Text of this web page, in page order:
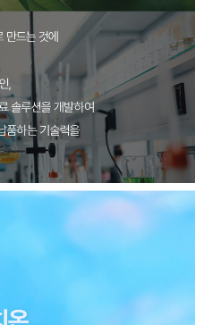
PAYCO 바로구매